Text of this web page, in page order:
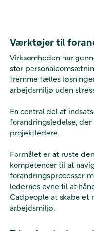
Værktøjer til
Virksomheden har
stor
fremme fælles
arbejdsmiljø uden
En central del af
forandringsledelse,
projektledere.
Formålet er at ruste
kompetencer til at
forandringsprocesser
ledernes evne til at
Cadpeople at skabe et
arbejdsmiljø.